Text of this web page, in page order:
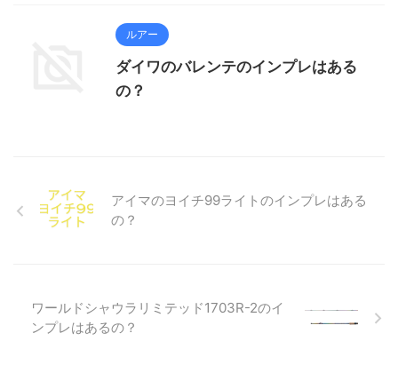
ルアー
ダイワのバレンテのインプレはある
の？
アイマのヨイチ99ライトのインプレはある
の？
ワールドシャウラリミテッド1703R-2のイ
ンプレはあるの？